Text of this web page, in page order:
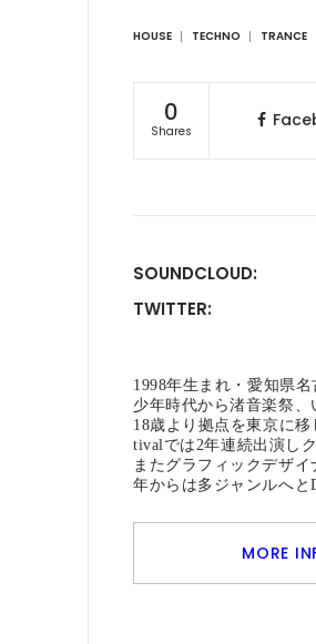
HOUSE TECHNO TRANCE
0
Shares
SOUNDCLOUD:
TWITTER:
1998年生まれ・愛知県
少年時代から渚音楽祭、
18歳より拠点を東京に
tivalでは2年連続出演し
またグラフィックデザ
年からは多ジャンルへと
MORE